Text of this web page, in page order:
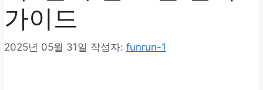
가이드
2025년 05월 31일 작성자: funrun-1